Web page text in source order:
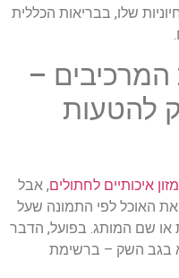
שלו, בבריאות הכללית
–
להטעות
איכותיים לחתולים, אבל
האוכל לפי התמונה שעל
או שם המותג. בפועל, הדבר
בגב השק – ברשימת